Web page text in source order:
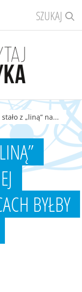
SZUKAJ
z „liną” na...
BYŁBY